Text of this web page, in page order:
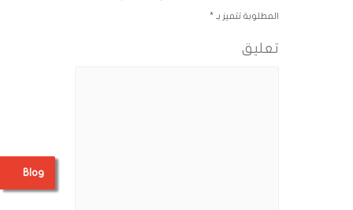
المطلوبة تتميز بـ *
تعليق
Blog